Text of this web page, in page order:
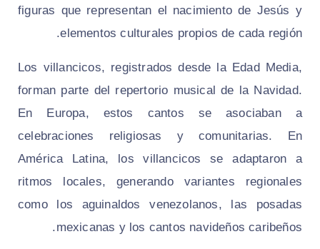
figuras que representan el nacimiento de Jesús y
elementos culturales propios de cada región.
Los villancicos, registrados desde la Edad Media,
forman parte del repertorio musical de la Navidad.
En Europa, estos cantos se asociaban a
celebraciones religiosas y comunitarias. En
América Latina, los villancicos se adaptaron a
ritmos locales, generando variantes regionales
como los aguinaldos venezolanos, las posadas
mexicanas y los cantos navideños caribeños.